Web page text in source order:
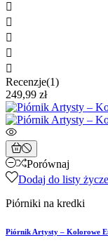





Recenzje(1)
249,99 zł
Porównaj
Dodaj do listy
Piórniki na kredki
Piórnik Artysty – Kolorowe